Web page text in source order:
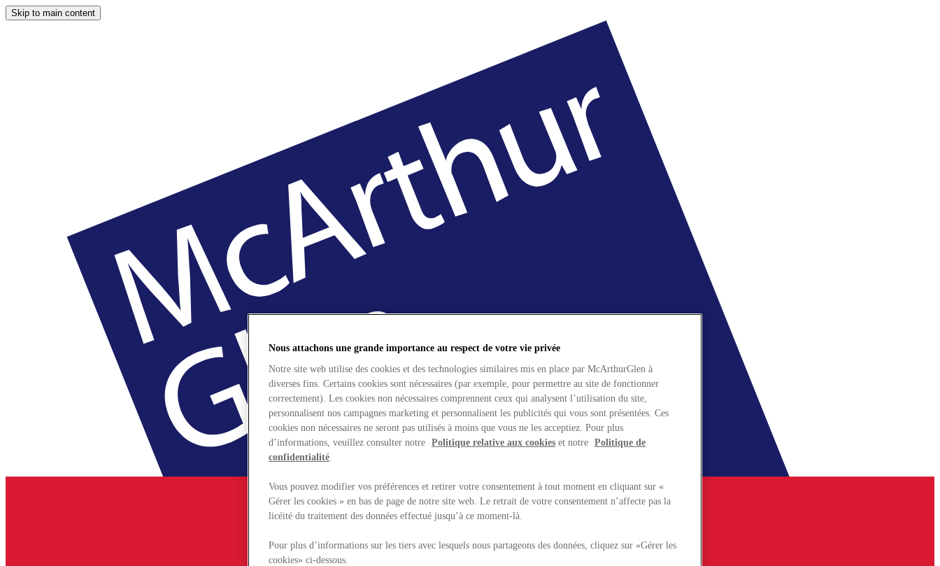
Skip to main content
Nous attachons une grande importance au respect de votre vie privée
Notre site web utilise des cookies et des technologies similaires mis en place par McArthurGlen à
diverses fins. Certains cookies sont nécessaires (par exemple, pour permettre au site de fonctionner
correctement). Les cookies non nécessaires comprennent ceux qui analysent l’utilisation du site,
personnalisent nos campagnes marketing et personnalisent les publicités qui vous sont présentées. Ces
cookies non nécessaires ne seront pas utilisés à moins que vous ne les acceptiez. Pour plus
d’informations, veuillez consulter notre Politique relative aux cookies et notre Politique de
confidentialité.
Vous pouvez modifier vos préférences et retirer votre consentement à tout moment en cliquant sur «
Gérer les cookies » en bas de page de notre site web. Le retrait de votre consentement n’affecte pas la
licéité du traitement des données effectué jusqu’à ce moment-là.
Pour plus d’informations sur les tiers avec lesquels nous partageons des données, cliquez sur «Gérer les
cookies» ci-dessous.